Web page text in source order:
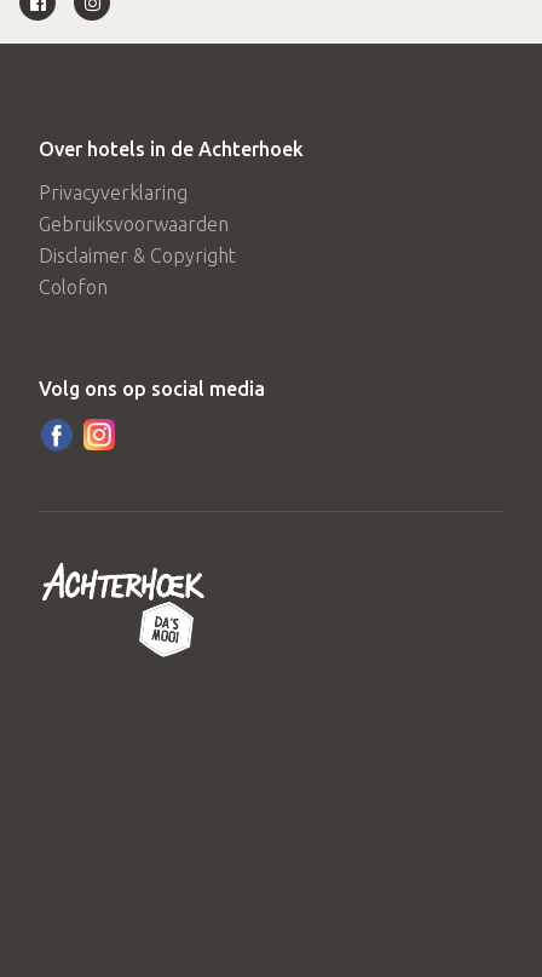
Over hotels in de Achterhoek
Privacyverklaring
Gebruiksvoorwaarden
Disclaimer & Copyright
Colofon
Volg ons op social media